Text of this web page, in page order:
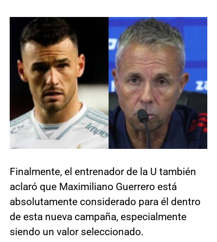
Finalmente, el entrenador de la U también
aclaró que Maximiliano Guerrero está
absolutamente considerado para él dentro
de esta nueva campaña, especialmente
siendo un valor seleccionado.